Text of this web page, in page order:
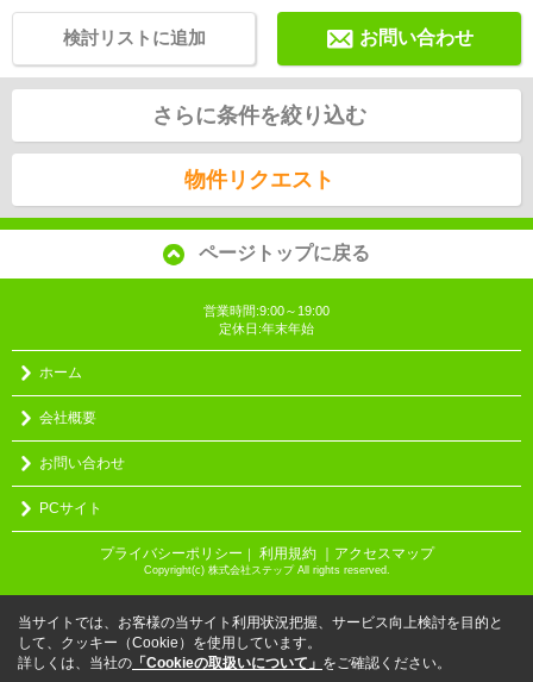
お問い合わせ
検討リストに追加
さらに条件を絞り込む
物件リクエスト
ページトップに戻る
営業時間:9:00～19:00
定休日:年末年始
ホーム
会社概要
お問い合わせ
PCサイト
プライバシーポリシー ｜ 利用規約 ｜アクセスマップ
Copyright(c) 株式会社ステップ All rights reserved.
当サイトでは、お客様の当サイト利用状況把握、サービス向上検討を目的と
して、クッキー（Cookie）を使用しています。
詳しくは、当社の 「Cookieの取扱いについて」 をご確認ください。